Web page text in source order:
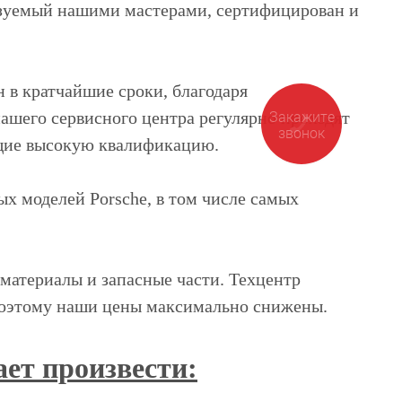
нашими мастерами, сертифицирован и
кратчайшие сроки, благодаря
сервисного центра регулярно проходят
высокую квалификацию.
моделей Porsche, в том числе самых
и запасные части. Техцентр
наши цены максимально снижены.
произвести: